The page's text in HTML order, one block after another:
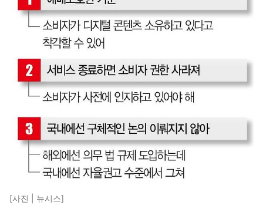
[사진 | 뉴시스]